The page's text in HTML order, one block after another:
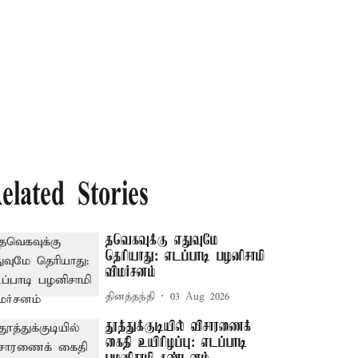
Stories
தவெகவுக்கு எதுவுமே
தெரியாது: எடப்பாடி பழனிசாமி
விமர்சனம்
தினத்தந்தி 03 Aug 2026
தூத்துக்குடியில் விசாரணைக்
கைதி உயிரிழப்பு: எடப்பாடி